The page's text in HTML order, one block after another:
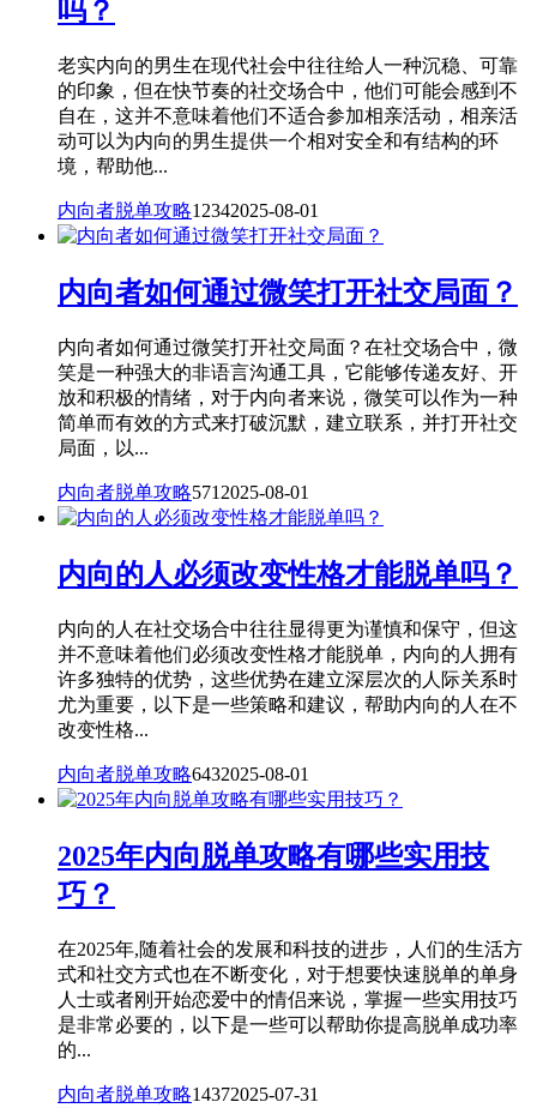
吗？
老实内向的男生在现代社会中往往给人一种沉稳、可靠
的印象，但在快节奏的社交场合中，他们可能会感到不
自在，这并不意味着他们不适合参加相亲活动，相亲活
动可以为内向的男生提供一个相对安全和有结构的环
境，帮助他...
内向者脱单攻略12342025-08-01
内向者如何通过微笑打开社交局面？
内向者如何通过微笑打开社交局面？在社交场合中，微
笑是一种强大的非语言沟通工具，它能够传递友好、开
放和积极的情绪，对于内向者来说，微笑可以作为一种
简单而有效的方式来打破沉默，建立联系，并打开社交
局面，以...
内向者脱单攻略571 2025-08-01
内向的人必须改变性格才能脱单吗？
内向的人在社交场合中往往显得更为谨慎和保守，但这
并不意味着他们必须改变性格才能脱单，内向的人拥有
许多独特的优势，这些优势在建立深层次的人际关系时
尤为重要，以下是一些策略和建议，帮助内向的人在不
改变性格...
内向者脱单攻略6432025-08-01
2025年内向脱单攻略有哪些实用技
巧？
在2025年,随着社会的发展和科技的进步，人们的生活方
式和社交方式也在不断变化，对于想要快速脱单的单身
人士或者刚开始恋爱中的情侣来说，掌握一些实用技巧
是非常必要的，以下是一些可以帮助你提高脱单成功率
的...
内向者脱单攻略14372025-07-31